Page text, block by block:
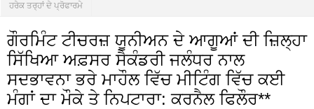
ਹਰੇਕ ਤਰ੍ਹਾਂ ਦੇ ਪ੍ਰੋਫਾਰਮੇ
ਗੌਰਮਿੰਟ ਟੀਚਰਜ਼ ਯੂਨੀਅਨ ਦੇ ਆਗੂਆਂ ਦੀ ਜ਼ਿਲ੍ਹਾ
ਸਿੱਖਿਆ ਅਫ਼ਸਰ ਸੈਕੰਡਰੀ ਜਲੰਧਰ ਨਾਲ
ਸਦਭਾਵਨਾ ਭਰੇ ਮਾਹੌਲ ਵਿੱਚ ਮੀਟਿੰਗ ਵਿੱਚ ਕਈ
ਮੰਗਾਂ ਦਾ ਮੌਕੇ ਤੇ ਨਿਪਟਾਰਾ: ਕਰਨੈਲ ਫਿਲੌਰ**